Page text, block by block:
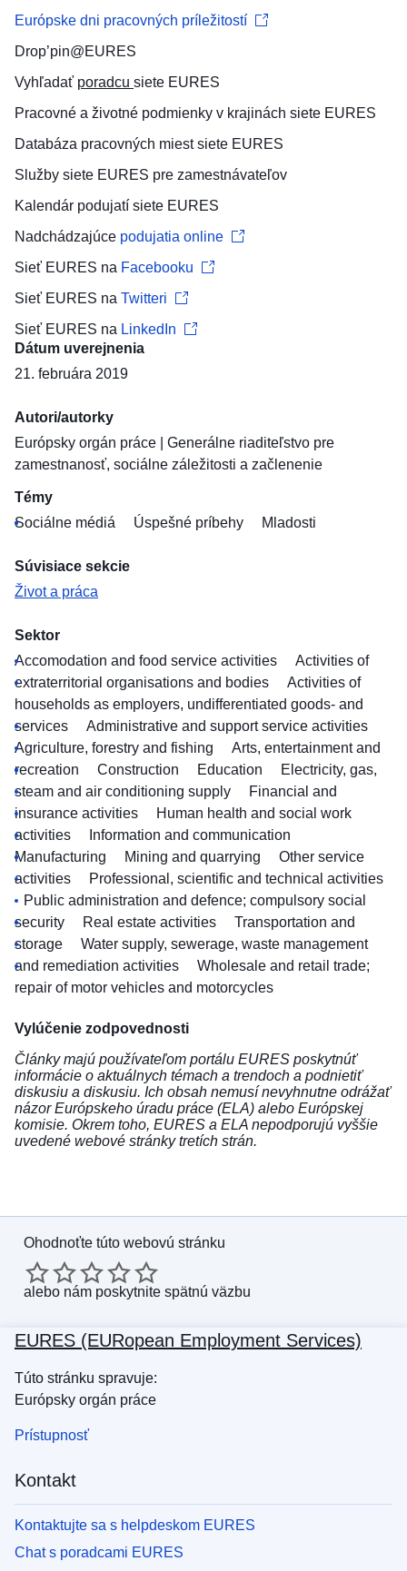
Európske dni pracovných príležitostí
Drop’pin@EURES
Vyhľadať poradcu siete EURES
Pracovné a životné podmienky v krajinách siete EURES
Databáza pracovných miestsiete EURES
Služby siete EURES pre zamestnávateľov
Kalendár podujatí siete EURES
Nadchádzajúce podujatia online
Sieť EURES na Facebooku
Sieť EURES na Twitteri
Sieť EURES na LinkedIn
Dátum uverejnenia
21. februára 2019
Autori/autorky
Európsky orgán práce
Generálne riaditeľstvo pre
zamestnanosť, sociálne záležitosti a začlenenie
Témy
Sociálne médiá
Úspešné príbehy Mladosti
Súvisiace sekcie
Život a práca
Sektor
Accomodation and food service activities
Activities of
extraterritorial organisations and bodies
Activities of
households as employers, undifferentiated goods- and
services
Administrative and support service activities
Agriculture, forestry and fishing
Arts, entertainment and
recreation
Construction Education
Electricity, gas,
steam and air conditioning supply
Financial and
insurance activities
Human health and social work
activities
Information and communication
Manufacturing
Mining and quarrying
Other service
activities
Professional, scientific and technical activities
Public administration and defence; compulsory social
security
Real estate activities
Transportation and
storage
Water supply, sewerage, waste management
and remediation activities
Wholesale and retail trade;
repair of motor vehicles and motorcycles
Vylúčenie zodpovednosti
Články majú používateľom portálu EURES poskytnúť
informácie o aktuálnych témach a trendoch a podnietiť
diskusiu a diskusiu. Ich obsah nemusí nevyhnutne odrážať
názor Európskeho úradu práce (ELA) alebo Európskej
komisie. Okrem toho, EURES a ELA nepodporujú vyššie
uvedené webové stránky tretích strán.
Ohodnoťte túto webovú stránku
alebo nám poskytnite spätnú väzbu
EURES (EURopean Employment Services)
Túto stránku spravuje:
Európsky orgán práce
Prístupnosť
Kontakt
Kontaktujte sa s helpdeskom EURES
Chat s poradcami EURES